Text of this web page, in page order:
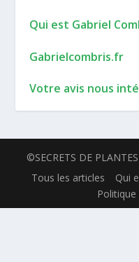
Qui est Gabriel
Gabrielcombris.fr
Votre avis nous
©SECRETS DE
Tous les articles
Qui